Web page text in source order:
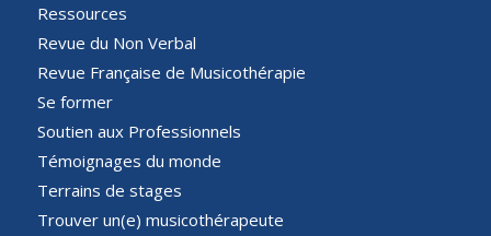
Ressources
Revue du Non Verbal
Revue Française de Musicothérapie
Se former
Soutien aux Professionnels
Témoignages du monde
Terrains de stages
Trouver un(e) musicothérapeute